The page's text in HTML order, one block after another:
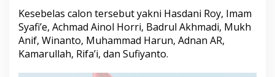
a
y
a
k
a
n
Kesebelas calon tersebut yakni Hasdani Roy, Imam
Syafi’e, Achmad Ainol Horri, Badrul Akhmadi, Mukh
Anif, Winanto, Muhammad Harun, Adnan AR,
Kamarullah, Rifa’i, dan Sufiyanto.